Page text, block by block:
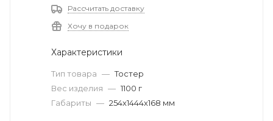
Рассчитать доставку
Хочу в подарок
Характеристики
Тип товара — Тостер
Вес изделия — 1100 г
Габариты — 254х1444х168 мм